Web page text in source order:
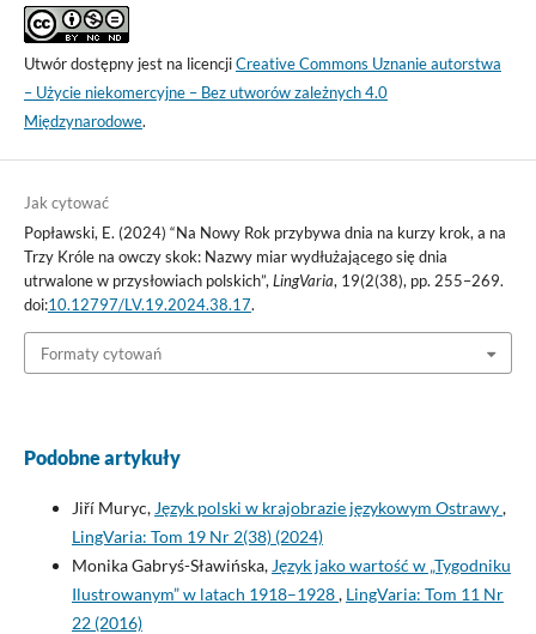
Utwór dostępny jest na licencjiCreative Commons Uznanie autorstwa
– Użycie niekomercyjne – Bez utworów zależnych 4.0
Międzynarodowe.
Jak cytować
Popławski, E. (2024) “Na Nowy Rok przybywa dnia na kurzy krok, a na
Trzy Króle na owczy skok: Nazwy miar wydłużającego się dnia
utrwalone w przysłowiach polskich”,LingVaria, 19(2(38), pp. 255–269.
doi:10.12797/LV.19.2024.38.17.
Formaty cytowań
Podobne artykuły
Jiří Muryc, Język polski w krajobrazie językowym Ostrawy,
LingVaria: Tom 19 Nr 2(38) (2024)
Monika Gabryś-Sławińska, Język jako wartość w „Tygodniku
Ilustrowanym” w latach 1918–1928, LingVaria: Tom 11 Nr
22 (2016)